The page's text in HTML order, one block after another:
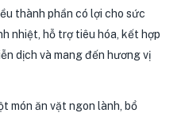
thành phần có lợi cho sức
nhiệt, hỗ trợ tiêu hóa, kết hợp
dịch và mang đến hương vị
món ăn vặt ngon lành, bổ